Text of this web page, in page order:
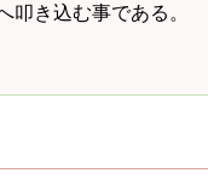
叩き込む事である。